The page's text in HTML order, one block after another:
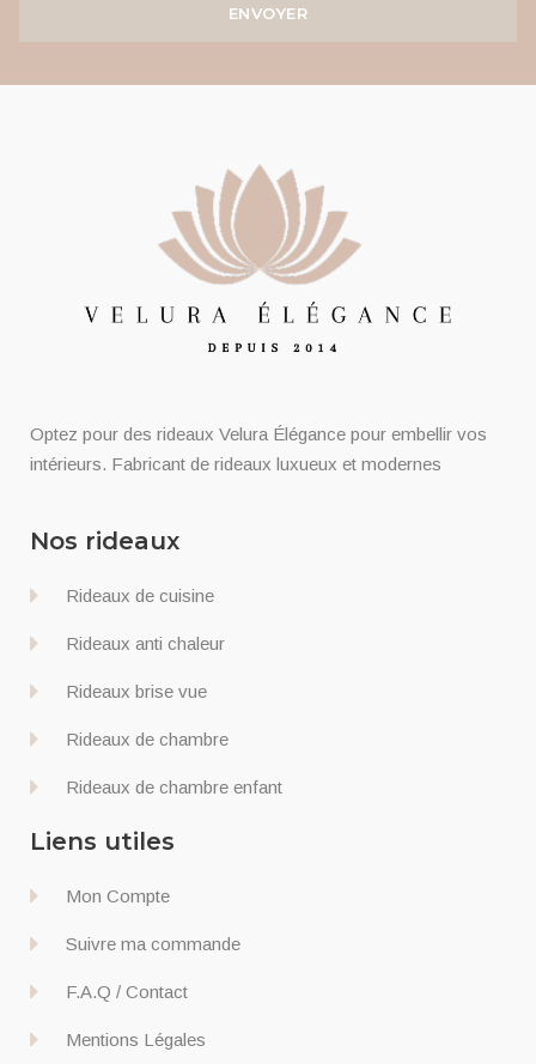
ENVOYER
Optez pour des rideaux Velura Élégance pour embellir vos
intérieurs. Fabricant de rideaux luxueux et modernes
Nos rideaux
Rideaux de cuisine
Rideaux anti chaleur
Rideaux brise vue
Rideaux de chambre
Rideaux de chambre enfant
Liens utiles
Mon Compte
Suivre ma commande
F.A.Q / Contact
Mentions Légales